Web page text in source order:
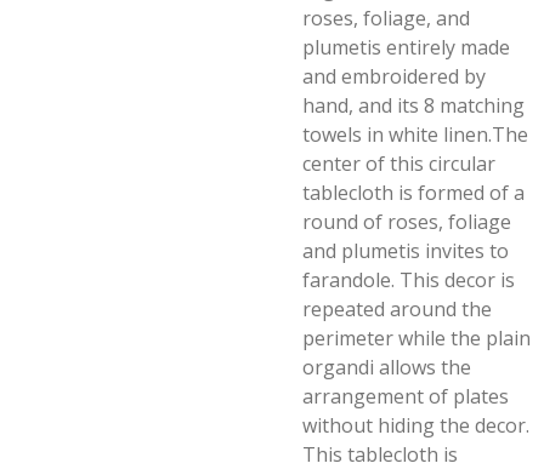
roses, foliage, and
plumetis entirely made
and embroidered by
hand, and its 8 matching
towels in white linen.The
center of this circular
tablecloth is formed of a
round of roses, foliage
and plumetis invites to
farandole. This decor is
repeated around the
perimeter while the plain
organdi allows the
arrangement of plates
without hiding the decor.
This tablecloth is